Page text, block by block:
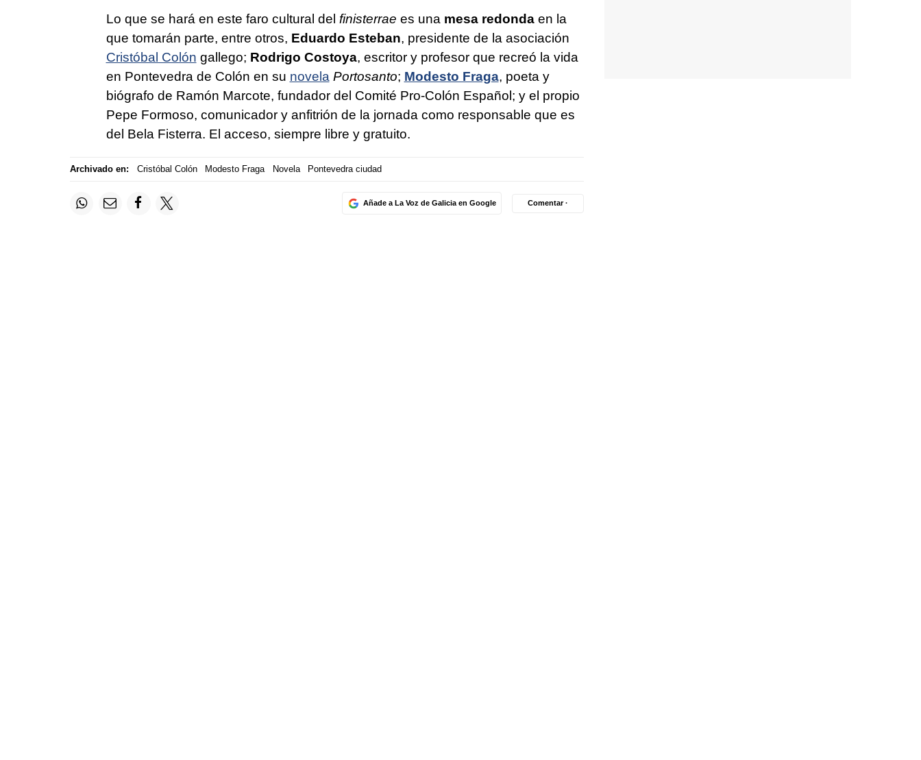
Lo que se hará en este faro cultural del finisterrae es una mesa redondaen la
que tomarán parte, entre otros, Eduardo Esteban, presidente de la asociación
Cristóbal Colón gallego; Rodrigo Costoya, escritor y profesor que recreó la vida
en Pontevedra de Colón en su novela Portosanto; Modesto Fraga, poeta y
biógrafo de Ramón Marcote, fundador del Comité Pro-Colón Español; y el propio
Pepe Formoso, comunicador y anfitrión de la jornada como responsable que es
del Bela Fisterra. El acceso, siempre libre y gratuito.
Archivado en: Cristóbal Colón Modesto Fraga Novela Pontevedra ciudad
Añade a La Voz de Galicia en Google Comentar ·